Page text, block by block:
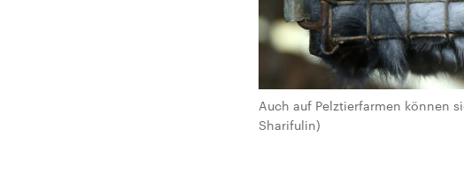
Auch auf Pelztierfarmen können
Sharifulin)